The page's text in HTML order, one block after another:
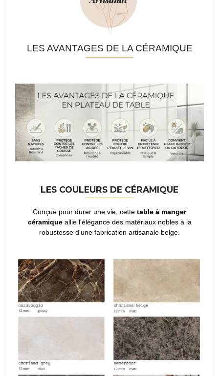
LES AVANTAGES DE LA CÉRAMIQUE
LES COULEURS DE CÉRAMIQUE
Conçue pour durer une vie, cette table à manger
céramiqueallie l'élégance des matériaux nobles à la
robustesse d'une fabrication artisanale belge.